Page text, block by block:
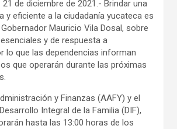
21 de diciembre de 2021.- Brindar una
y eficiente a la ciudadanía yucateca es
Mauricio Vila Dosal, sobre
y de respuesta a
lo que las dependencias informan
que operarán durante las próximas
y Finanzas (AAFY) y el
Integral de la Familia (DIF),
hasta las 13:00 horas de los